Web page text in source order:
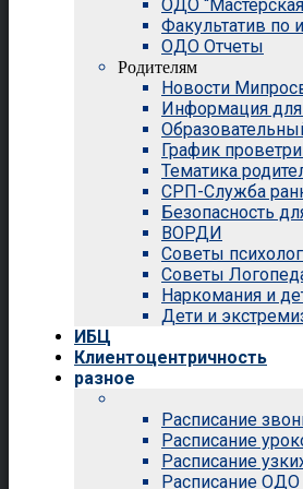
ОДО
Факультатив по
ОДО Отчеты
Родителям
Новости
Информация для
График
Тематика
СРП-Служба
Безопасность
ВОРДИ
Советы
Советы
Наркомания и
Дети и
ИБЦ
Клиентоцентричность
разное
Расписание
Расписание
Расписание
Расписание ОДО